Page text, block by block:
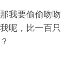
我要偷偷吻吻
呢，比一百只